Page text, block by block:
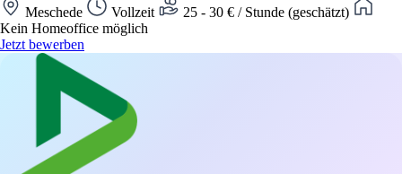
Meschede Vollzeit
25 - 30 € / Stunde (geschätzt)
Kein Homeoffice möglich
Jetzt bewerben